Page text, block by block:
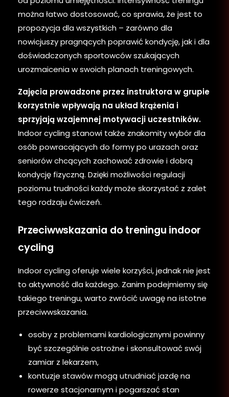
można łatwo dostosować, co sprawia, że jest to
propozycja dla wszystkich – zarówno dla
nowicjuszy pragnących poprawić kondycję, jak i dla
doświadczonych sportowców szukających
urozmaicenia w swoich planach treningowych.
Zajęcia prowadzone przez instruktora w grupie
korzystnie wpływają na układ krążenia i
sprzyjają wzajemnej motywacji uczestników.
Indoor cycling stanowi także znakomity wybór dla
osób powracających do formy po urazach oraz
seniorów chcących zachować zdrowie i dobrą
kondycję fizyczną. Dzięki możliwości regulacji
poziomu trudności każdy może skorzystać z zalet
tego rodzaju ćwiczeń.
Przeciwwskazania do treningu indoor
cycling
Indoor cycling oferuje wiele korzyści, jednak nie jest
to aktywność dla każdego. Zanim podejmiemy się
takiego treningu, warto zwrócić uwagę na istotne
przeciwwskazania.
osoby z problemami kardiologicznymi powinny
być szczególnie ostrożne i skonsultować swój
zamiar z lekarzem,
kontuzje stawów mogą utrudniać jazdę na
rowerze stacjonarnym i pogarszać stan